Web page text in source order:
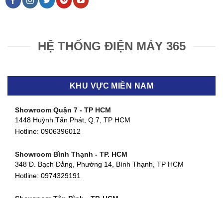
HỆ THỐNG ĐIỆN MÁY 365
KHU VỰC MIỀN NAM
Showroom Quận 7 - TP HCM
1448 Huỳnh Tấn Phát, Q.7, TP HCM
Hotline: 0906396012
Showroom Bình Thạnh - TP. HCM
348 Đ. Bạch Đằng, Phường 14, Bình Thạnh, TP HCM
Hotline: 0974329191